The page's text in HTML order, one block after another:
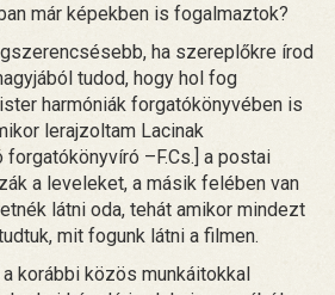
már képekben is fogalmaztok?
ha szereplőkre írod
tudod, hogy hol fog
harmóniák forgatókönyvében is
lerajzoltam Lacinak
forgatókönyvíró –F.Cs.] a postai
a leveleket, a másik felében van
látni oda, tehát amikor mindezt
mit fogunk látni a filmen.
korábbi közös munkáitokkal